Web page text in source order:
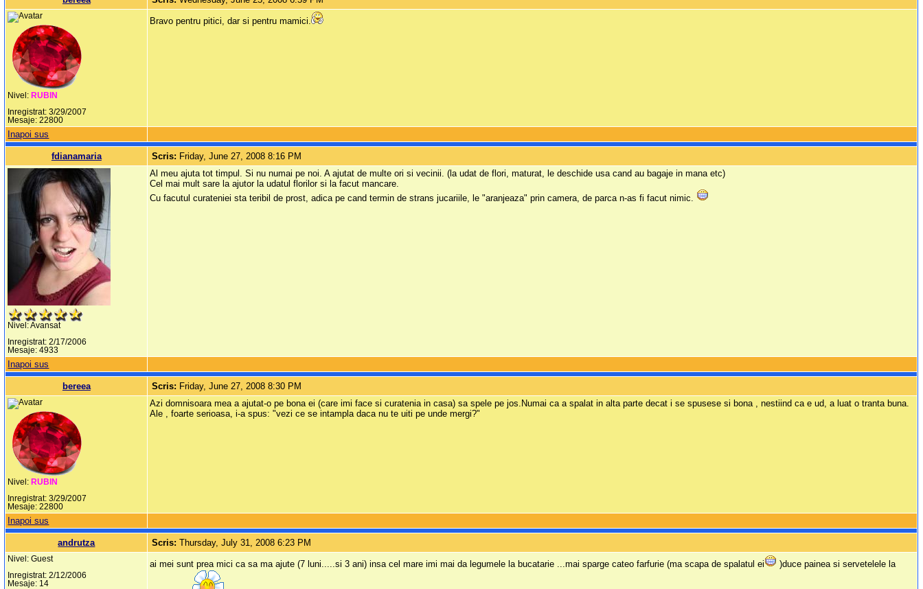
Nivel: RUBIN
Inregistrat: 3/29/2007
Mesaje: 22800
Bravo pentru pitici, dar si pentru mamici.
Inapoi sus
fdianamaria Scris: Friday, June 27, 2008 8:16 PM
Nivel: Avansat
Inregistrat: 2/17/2006
Mesaje: 4933
Al meu ajuta tot timpul. Si nu numai pe noi. A ajutat de multe ori si vecinii. (la udat de flori, maturat, le deschide usa cand au bagaje in mana etc)
Cel mai mult sare la ajutor la udatul florilor si la facut mancare.
Cu facutul curateniei sta teribil de prost, adica pe cand termin de strans jucariile, le "aranjeaza" prin camera, de parca n-as fi facut nimic.
Inapoi sus
bereea Scris: Friday, June 27, 2008 8:30 PM
Nivel: RUBIN
Inregistrat: 3/29/2007
Mesaje: 22800
Azi domnisoara mea a ajutat-o pe bona ei (care imi face si curatenia in casa) sa spele pe jos.Numai ca a spalat in alta parte decat i se spusese si bona , nestiind ca e ud, a luat o tranta buna.
Ale , foarte serioasa, i-a spus: "vezi ce se intampla daca nu te uiti pe unde mergi?"
Inapoi sus
andrutza Scris:Thursday, July 31, 2008 6:23 PM
Nivel: Guest
Inregistrat: 2/12/2006
Mesaje: 14
ai mei sunt prea mici ca sa ma ajute (7 luni.....si 3 ani) insa cel mare imi mai da legumele la bucatarie ...mai sparge cateo farfurie (ma scapa de spalatul ei )duce painea si servetelele la